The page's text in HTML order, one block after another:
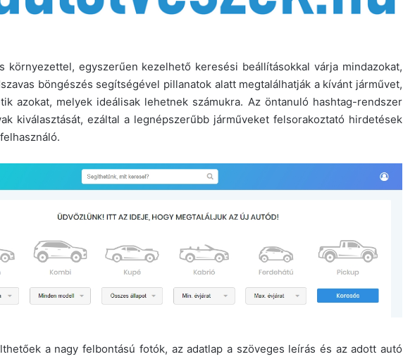
környezettel, egyszerűen kezelhető keresési beállításokkal várja mindazokat,
böngészés segítségével pillanatok alatt megtalálhatják a kívánt járművet,
azokat, melyek ideálisak lehetnek számukra. Az öntanuló hashtag-rendszer
kiválasztását, ezáltal a legnépszerűbb járműveket felsorakoztató hirdetések
a nagy felbontású fotók, az adatlap a szöveges leírás és az adott autó